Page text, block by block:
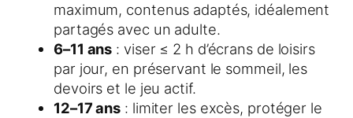
maximum, contenus adaptés, idéalement
partagés avec un adulte.
6–11 ans : viser ≤ 2 h d’écrans de loisirs
par jour, en préservant le sommeil, les
devoirs et le jeu actif.
12–17 ans : limiter les excès, protéger le